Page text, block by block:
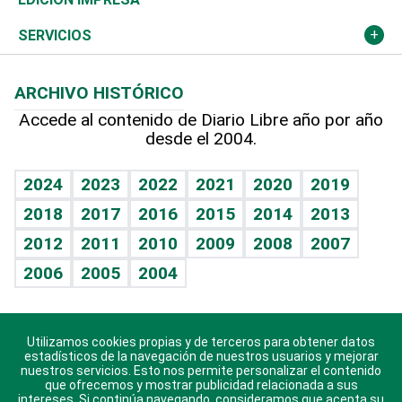
Resto del mundo
Economía personal
Podcast Arte Libre
Hablando con el pediatra
Vida y familia
Eñe
Celebrando la vida
Sin complejos
En pocas palabras
Escuchando al corazón
Economía Personal
Más deportes
Línea de hit
TBT Deportivo
Columnistas
Cambio climático
Opinión
Hecho en casa
Guía del dinero
SERVICIOS
Cumpleaños
Horóscopos
Crucigramas
ARCHIVO HISTÓRICO
Accede al contenido de Diario Libre año por año
desde el 2004.
2024 2023 2022 2021 2020
2019
2018
2017 2016 2015 2014
2013
2012
2011 2010 2009 2008
2007
2006
2005 2004
Descarga nuestras aplicaciones para Android, iOS y
sistema Huawei.
Utilizamos cookies propias y de terceros para obtener datos
estadísticos de la navegación de nuestros usuarios y mejorar
nuestros servicios. Esto nos permite personalizar el contenido
que ofrecemos y mostrar publicidad relacionada a sus